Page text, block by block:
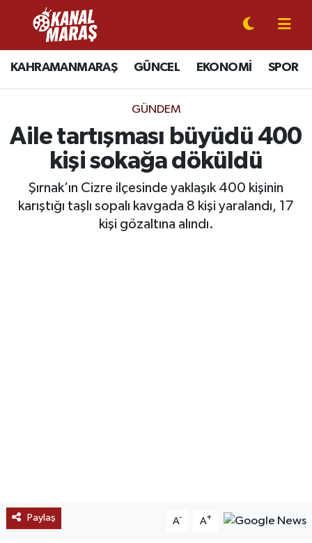
KAHRAMANMARAŞ GÜNCEL EKONOMİ SPOR
GÜNDEM
Aile tartışması büyüdü 400
kişi sokağa döküldü
Şırnak’ın Cizre ilçesinde yaklaşık 400 kişinin
karıştığı taşlı sopalı kavgada 8 kişi yaralandı, 17
kişi gözaltına alındı.
Paylaş A- A+
CANLI YAYIN
KAHRAMANMARAŞ
SPOR
SİYASET
DÜNYA
Kahramanmaraş Nöbetçi Eczaneler
Kahramanmaraş Hava Durumu
Kahramanmaraş Trafik Yoğunluk Haritası
Süper Lig Puan Durumu ve Fikstür
Tüm Manşetler